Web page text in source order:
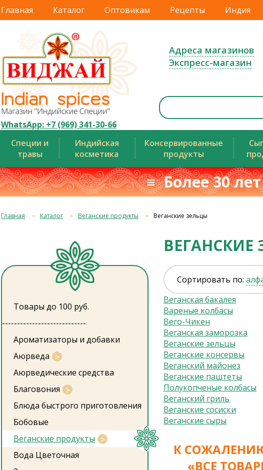
Главная Каталог Оптовикам Рецепты Индия
WhatsApp: +7 (969) 341-30-66
Адреса магазинов
Экспресс-магазин
Специи и
травы
Индийская
косметика
Консервированные
продукты
≡ Более 30
Главная Каталог Веганские продукты Веганские зельцы
Товары до 100 руб.
----------------------------
Ароматизаторы и добавки
Аюрведа
Аюрведические средства
Благовония
Блюда быстрого приготовления
Бобовые
Веганские продукты
Вода Цветочная
ВЕГАНСКИЕ
Сортировать по:
Веганская бакалея
Вареные колбасы
Вего-Чикен
Веганская заморозка
Веганские зельцы
Веганские консервы
Веганский майонез
Веганские паштеты
Полукопченые колбасы
Веганский гриль
Веганские сосиски
Веганские сыры
К
«ВСЕ